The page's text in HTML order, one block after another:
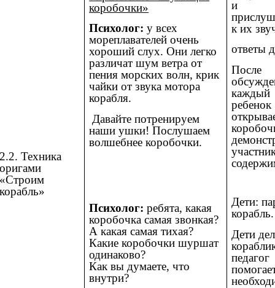
2.2. Техника
оригами
«Строим
корабль»
коробочки»
Психолог: у всех
мореплавателей очень
хороший слух. Они легко
различат шум ветра от
пения морских волн, крик
чайки от звука мотора
корабля.
Давайте потренируем
наши ушки! Послушаем
волшебнее коробочки.
Психолог: ребята, какая
коробочка самая звонкая?
А какая самая тихая?
Какие коробочки шуршат
одинаково?
Как вы думаете, что
внутри?
и
к их
ответы
После
каждый
ребенок
Дети:
корабль.
Дети
педагог